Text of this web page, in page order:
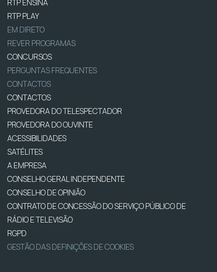
RTP ENSINA
RTP PLAY
EM DIRETO
REVER PROGRAMAS
CONCURSOS
PERGUNTAS FREQUENTES
CONTACTOS
CONTACTOS
PROVEDORA DO TELESPECTADOR
PROVEDORA DO OUVINTE
ACESSIBILIDADES
SATÉLITES
A EMPRESA
CONSELHO GERAL INDEPENDENTE
CONSELHO DE OPINIÃO
CONTRATO DE CONCESSÃO DO SERVIÇO PÚBLICO DE
RÁDIO E TELEVISÃO
RGPD
GESTÃO DAS DEFINIÇÕES DE COOKIES